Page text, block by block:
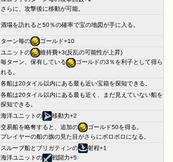
さらに、攻撃後に移動が可能。
酒場を訪れると50％の確率で宝の地図が手に入る。
ターン毎の ゴールド+10
ユニットの
維持費+3(反乱の可能性が上昇)
毎ターン、保有している
ゴールドの3％を利子として得ら
れる。
各船は20タイル以内にある最も近い宝箱を探知できる。
各船は20タイル以内にある最も近く、まだ見えていない船を
探知できる。
海洋ユニットの 移動力+2
交易船を略奪すると、追加の
ゴールド50を得る。
プレイヤーの船の旗の見た目がさらにボロボロになる。
スループ船とブリガティンの
射程+1
海洋ユニットの
戦闘力+5